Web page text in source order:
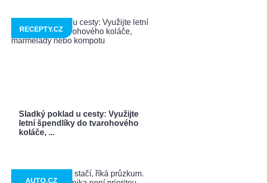
Sladký poklad u cesty: Využijte
letní špendlíky do tvarohového
koláče, ...
RECEPTY.CZ
AUTO.CZ